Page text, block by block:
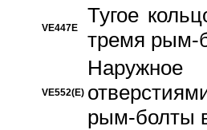
VE447E
Тугое
тремя рым-
VE552(E)
Наружное
рым-болты